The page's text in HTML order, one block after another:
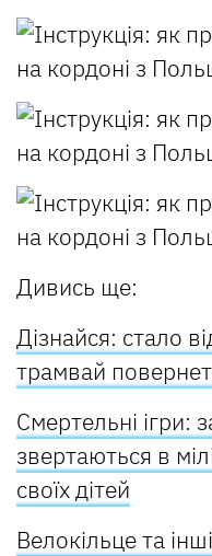
Дивись ще:
Дізнайся: стало
трамвай
Смертельні ігри:
звертаються в
своїх дітей
Велокільце та